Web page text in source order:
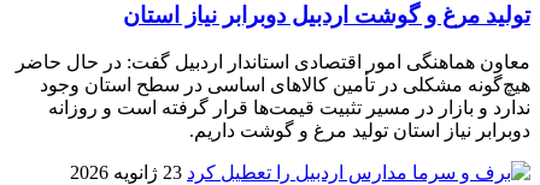
تولید مرغ و گوشت اردبیل دوبرابر نیاز استان
معاون هماهنگی امور اقتصادی استاندار اردبیل گفت: در حال حاضر
هیچ‌گونه مشکلی در تأمین کالاهای اساسی در سطح استان وجود
ندارد و بازار در مسیر تثبیت قیمت‌ها قرار گرفته است و روزانه
دوبرابر نیاز استان تولید مرغ و گوشت داریم.
23 ژانویه 2026